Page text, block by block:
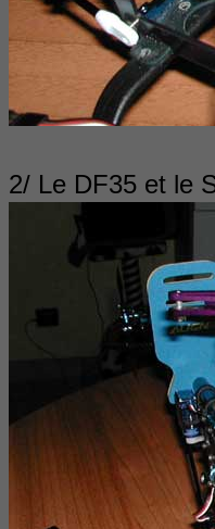
2/ Le DF35 et le